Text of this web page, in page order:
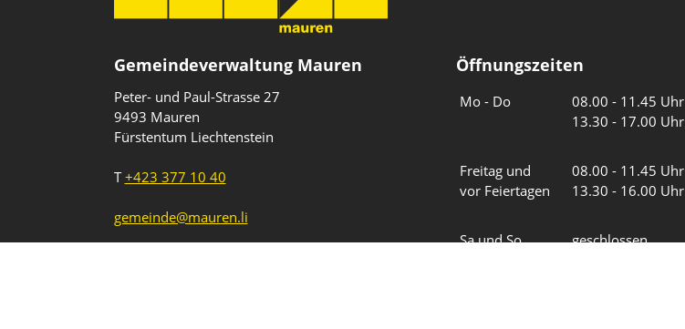
Gemeindeverwaltung Mauren
Peter- und Paul-Strasse 27
9493 Mauren
Fürstentum Liechtenstein
T+423 377 10 40
gemeinde@mauren.li
Öffnungszeiten
Mo - Do
08.00 - 11.45 Uhr
13.30 - 17.00 Uhr
Freitag und
vor Feiertagen
08.00 - 11.45 Uhr
13.30 - 16.00 Uhr
Sa und So geschlossen